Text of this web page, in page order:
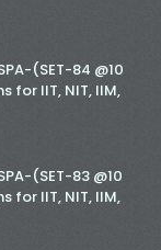
(SET-84 @10
for IIT, NIT, IIM,
(SET-83 @10
for IIT, NIT, IIM,